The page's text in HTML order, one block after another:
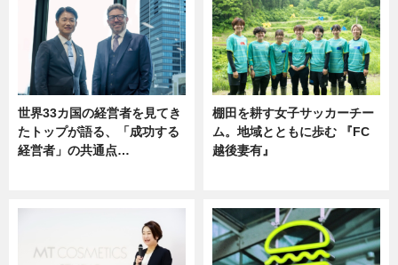
世界33カ国の経営者を見てき
たトップが語る、「成功する
経営者」の共通点…
棚田を耕す女子サッカーチー
ム。地域とともに歩む 『FC
越後妻有』